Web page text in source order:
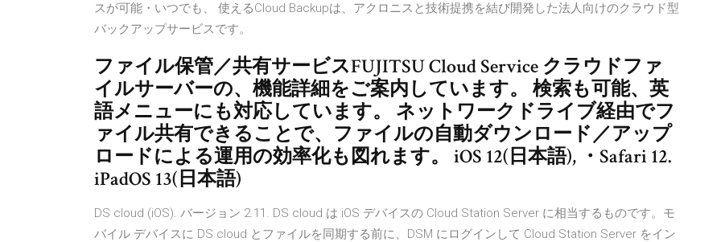
スが可能・いつでも、 使えるCloud Backupは、アクロニスと技術提携を結び開発した法人向けのクラウド型
バックアップサービスです。
ファイル保管／共有サービスFUJITSU Cloud Service クラウドファ
イルサーバーの、機能詳細をご案内しています。 検索も可能、英
語メニューにも対応しています。 ネットワークドライブ経由でフ
ァイル共有できることで、ファイルの自動ダウンロード／アップ
ロードによる運用の効率化も図れます。 iOS 12(日本語), ・Safari 12.
iPadOS 13(日本語)
DS cloud (iOS). バージョン 2.11. DS cloud は iOS デバイスの Cloud Station Server に相当するものです。モ
バイル デバイスに DS cloud とファイルを同期する前に、DSM にログインして Cloud Station Server をイン